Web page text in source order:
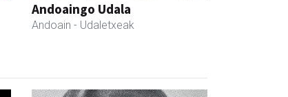
Andoaingo Udala
Andoain - Udaletxeak